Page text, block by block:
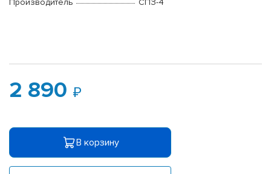
Производитель
СПЗ-4
2 890
В корзину